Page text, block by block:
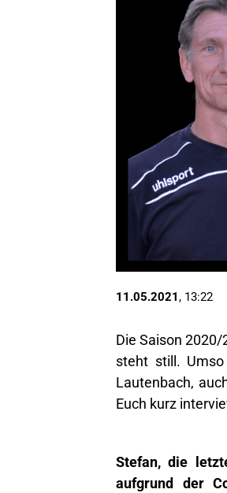
11.05.2021, 13:22
Die Saison
steht still.
Lautenbach,
Euch kurz
Stefan, die
aufgrund der